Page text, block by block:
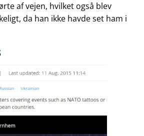
af vejen, hvilket også blev
da han ikke havde set ham i